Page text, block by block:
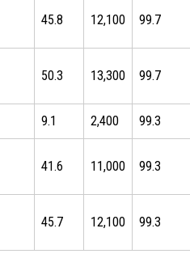
45.8 12,100 99.7
50.3 13,300 99.7
9.1 2,400 99.3
41.6 11,000 99.3
45.7 12,100 99.3